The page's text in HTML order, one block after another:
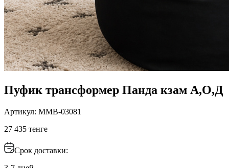
Пуфик трансформер Панда кзам А,О,Д
Артикул: ММВ-03081
27 435 тенге
Срок доставки: